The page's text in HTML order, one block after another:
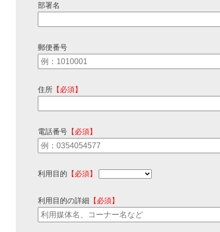
部署名
郵便番号
住所 【必須】
電話番号 【必須】
利用目的 【必須】
利用目的の詳細 【必須】